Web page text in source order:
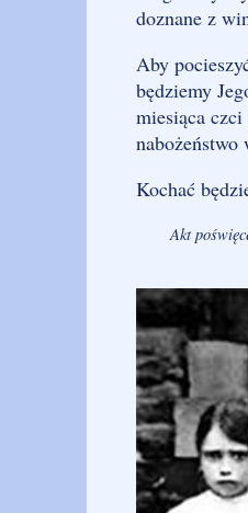
doznane z
Aby
będziemy
miesiąca
nabożeństwo
Kochać
Akt